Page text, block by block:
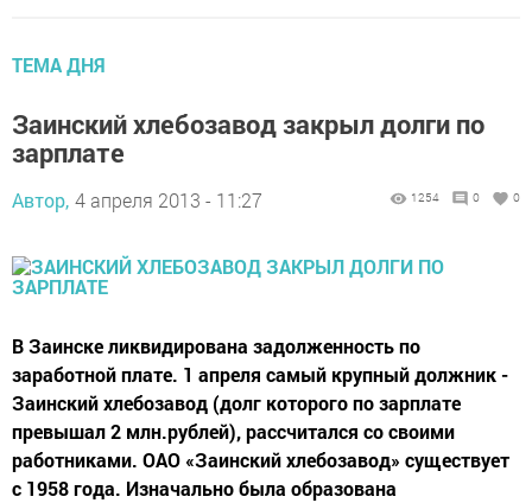
ТЕМА ДНЯ
Заинский хлебозавод закрыл долги по
зарплате
Автор, 4 апреля 2013 - 11:27 1254 0 0
В Заинске ликвидирована задолженность по
заработной плате. 1 апреля самый крупный должник -
Заинский хлебозавод (долг которого по зарплате
превышал 2 млн.рублей), рассчитался со своими
работниками. ОАО «Заинский хлебозавод» существует
с 1958 года. Изначально была образована